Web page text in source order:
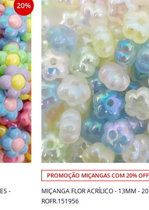
-
20%
PROMOÇÃO MIÇANGAS COM 20% OFF
MIÇANGA FLOR ACRÍLICO - 13MM -
ROFR.151956